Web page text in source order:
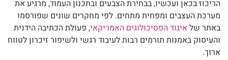
הריכוז בכאן ועכשיו, בבחירת הצבעים ובתכנון העמוד, מרגיע את
מערכת העצבים ומפחית מתחים. לפי מחקרים שונים שפורסמו
באתר שלאיגוד הפסיכולוגים האמריקאי, פעולת הכתיבה הידנית
והעיסוק באמנות תורמים רבות לעיבוד רגשי ולשיפור זיכרון לטווח
ארוך.